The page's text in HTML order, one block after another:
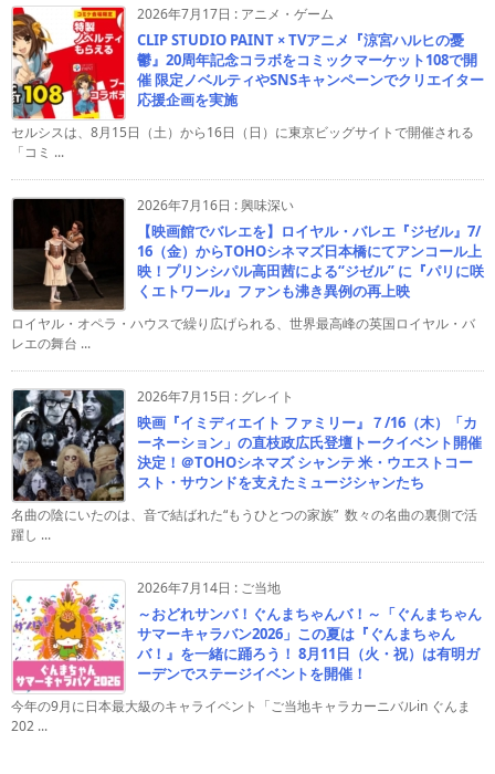
2026年7月17日 : アニメ・ゲーム
CLIP STUDIO PAINT × TVアニメ『涼宮ハルヒの憂
鬱』20周年記念コラボをコミックマーケット108で開
催 限定ノベルティやSNSキャンペーンでクリエイター
応援企画を実施
セルシスは、8月15日（土）から16日（日）に東京ビッグサイトで開催される
「コミ ...
2026年7月16日 :興味深い
【映画館でバレエを】ロイヤル・バレエ『ジゼル』7/
16（金）からTOHOシネマズ日本橋にてアンコール上
映！プリンシパル高田茜による“ジゼル” に『パリに咲
くエトワール』ファンも沸き異例の再上映
ロイヤル・オペラ・ハウスで繰り広げられる、世界最高峰の英国ロイヤル・バ
レエの舞台 ...
2026年7月15日 : グレイト
映画『イミディエイト ファミリー』７/16（木）「カ
ーネーション」の直枝政広氏登壇トークイベント開催
決定！＠TOHOシネマズ シャンテ 米・ウエストコー
スト・サウンドを支えたミュージシャンたち
名曲の陰にいたのは、音で結ばれた“もうひとつの家族” 数々の名曲の裏側で活
躍し ...
2026年7月14日 : ご当地
～おどれサンバ！ぐんまちゃんバ！～「ぐんまちゃん
サマーキャラバン2026」この夏は『ぐんまちゃん
バ！』を一緒に踊ろう！ 8月11日（火・祝）は有明ガ
ーデンでステージイベントを開催！
今年の9月に日本最大級のキャライベント「ご当地キャラカーニバルin ぐんま
202 ...